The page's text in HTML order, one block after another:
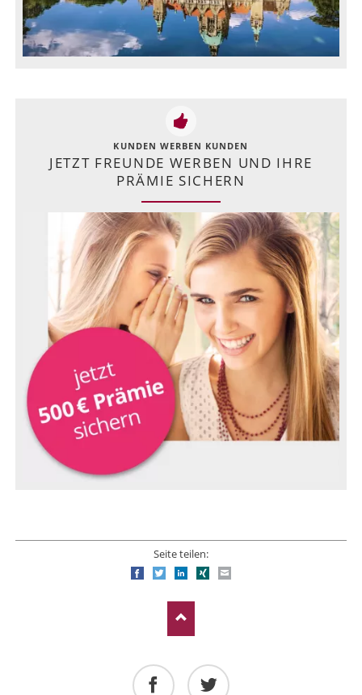
KUNDEN WERBEN KUNDEN
JETZT FREUNDE WERBEN UND IHRE
PRÄMIE SICHERN
Seite teilen:
FacebookTwitterLinkedIn
Xing